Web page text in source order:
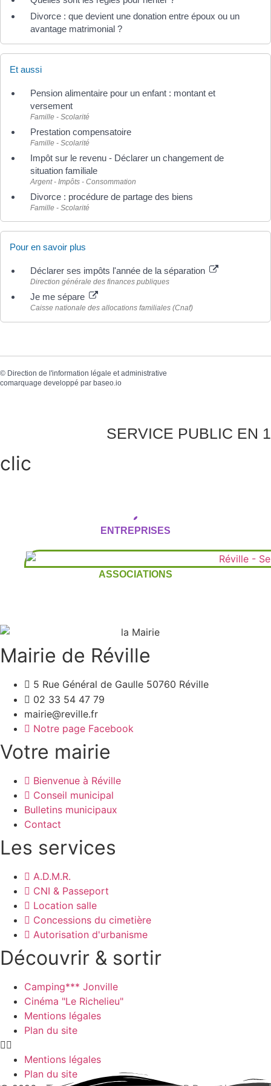
Divorce : que devient une donation entre époux ou un
avantage matrimonial ?
Et aussi
Pension alimentaire pour un enfant : montant et
versement
Famille - Scolarité
Prestation compensatoire
Famille - Scolarité
Impôt sur le revenu - Déclarer un changement de
situation familiale
Argent - Impôts - Consommation
Divorce : procédure de partage des biens
Famille - Scolarité
Pour en savoir plus
Déclarer ses impôts l'année de la séparation
Direction générale des finances publiques
Je me sépare
Caisse nationale des allocations familiales (Cnaf)
© Direction de l'information légale et administrative
comarquage developpé par baseo.io
SERVICE PUBLIC EN 1
clic
ENTREPRISES
ASSOCIATIONS
Mairie de Réville
5 Rue Général de Gaulle 50760 Réville
02 33 54 47 79
mairie@reville.fr
Notre page Facebook
Votre mairie
Bienvenue à Réville
Conseil municipal
Bulletins municipaux
Contact
Les services
A.D.M.R.
CNI & Passeport
Location salle
Concessions du cimetière
Autorisation d'urbanisme
Découvrir & sortir
Camping*** Jonville
Cinéma "Le Richelieu"
Mentions légales
Plan du site
Mentions légales
Plan du site